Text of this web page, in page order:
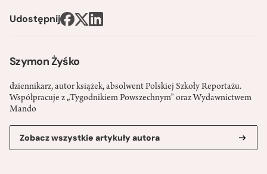
Szymon Żyśko
dziennikarz, autor książek, absolwent Polskiej Szkoły Reportażu.
Współpracuje z „Tygodnikiem Powszechnym” oraz Wydawnictwem
Mando
Zobacz wszystkie artykuły autora
Udostępnij